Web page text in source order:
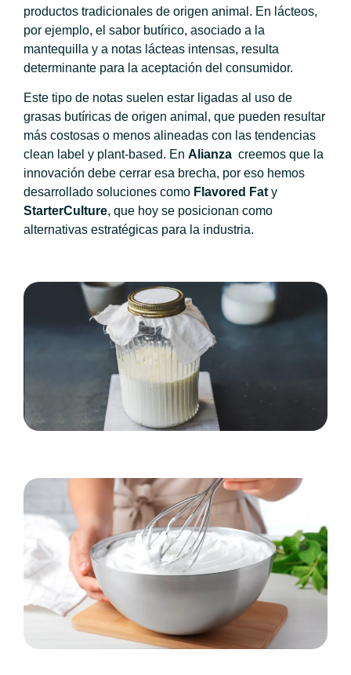
productos tradicionales de origen animal. En lácteos,
por ejemplo, el sabor butírico, asociado a la
mantequilla y a notas lácteas intensas, resulta
determinante para la aceptación del consumidor.
Este tipo de notas suelen estar ligadas al uso de
grasas butíricas de origen animal, que pueden resultar
más costosas o menos alineadas con las tendencias
clean label y plant-based. En Alianza creemos que la
innovación debe cerrar esa brecha, por eso hemos
desarrollado soluciones como Flavored Fat y
StarterCulture, que hoy se posicionan como
alternativas estratégicas para la industria.